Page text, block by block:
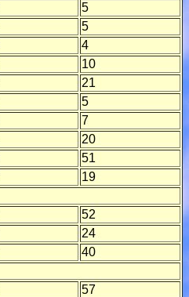
5
5
4
10
21
5
7
20
51
19
52
24
40
57